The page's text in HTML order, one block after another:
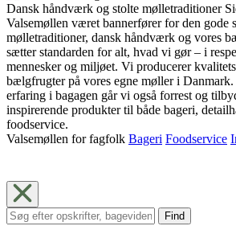
Dansk håndværk og stolte mølletraditioner
Valsemøllen været bannerfører for den gode
mølletraditioner, dansk håndværk og vores
sætter standarden for alt, hvad vi gør – i
mennesker og miljøet. Vi producerer
bælgfrugter på vores egne møller i Danmark.
erfaring i bagagen går vi også forrest og
inspirerende produkter til både bageri,
foodservice.
Valsemøllen for fagfolk Bageri Foodservice
Find